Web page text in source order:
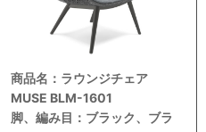
商品名：ラウンジチェア
MUSE BLM-1601
脚、編み目：ブラック、ブラ